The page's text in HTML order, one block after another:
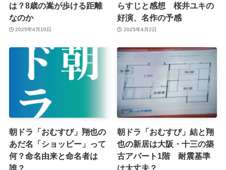
は？8歳の嵩が歩ける距離
なのか
2025年4月10日
らすじと感想 桜井ユキの
好演、名作の予感
2025年4月2日
朝ドラ「おむすび」翔也の
あだ名「ショッピー」って
何？命名由来と命名者は
誰？
朝ドラ「おむすび」結と翔
也の新居は大阪・十三の築
古アパート1階 耐震基準
は大丈夫？